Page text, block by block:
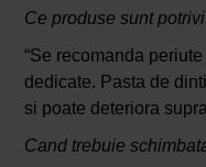
Ce produse sunt
“Se recomanda
dedicate. Pasta de
si poate deteriora
Cand trebuie